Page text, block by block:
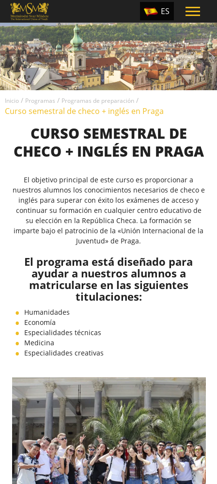
EN
ES
TR
PT
UA
Inicio / Programas / Programas de preparación /
Curso semestral de checo + inglés en Praga
CURSO SEMESTRAL DE
CHECO + INGLÉS EN PRAGA
El objetivo principal de este curso es proporcionar a
nuestros alumnos los conocimientos necesarios de checo e
inglés para superar con éxito los exámenes de acceso y
continuar su formación en cualquier centro educativo de
su elección en la República Checa. La formación se
imparte bajo el patrocinio de la «Unión Internacional de la
Juventud» de Praga.
El programa está diseñado para
ayudar a nuestros alumnos a
matricularse en las siguientes
titulaciones:
Humanidades
Economía
Especialidades técnicas
Medicina
Especialidades creativas